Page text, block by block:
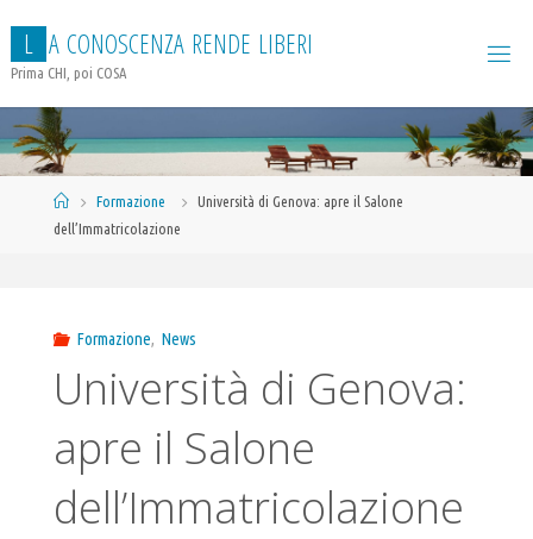
contenuto
L A CONOSCENZA RENDE LIBERI
Prima CHI, poi COSA
HomeFormazione
Università di Genova: apre il Salone
dell’Immatricolazione
Formazione, News
Università di Genova:
apre il Salone
dell’Immatricolazione